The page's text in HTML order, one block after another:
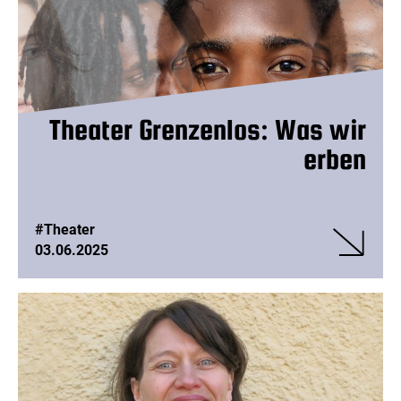
für
Alle
Theater Grenzenlos: Was wir
erben
#Theater
03.06.2025
Theater
Was
wir
erben